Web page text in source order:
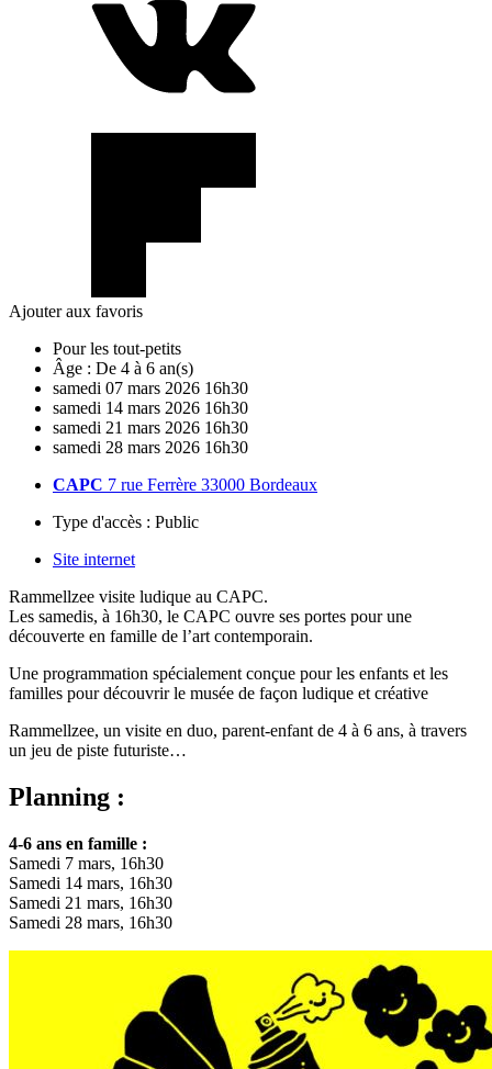
Ajouter aux favoris
Pour les tout-petits
Âge : De 4 à 6 an(s)
samedi 07 mars 2026 16h30
samedi 14 mars 2026 16h30
samedi 21 mars 2026 16h30
samedi 28 mars 2026 16h30
CAPC 7 rue Ferrère 33000 Bordeaux
Type d'accès : Public
Site internet
Rammellzee visite ludique au CAPC.
Les samedis, à 16h30, le CAPC ouvre ses portes pour une
découverte en famille de l’art contemporain.
Une programmation spécialement conçue pour les enfants et les
familles pour découvrir le musée de façon ludique et créative
Rammellzee, un visite en duo, parent-enfant de 4 à 6 ans, à travers
un jeu de piste futuriste…
Planning :
4-6 ans en famille :
Samedi 7 mars, 16h30
Samedi 14 mars, 16h30
Samedi 21 mars, 16h30
Samedi 28 mars, 16h30